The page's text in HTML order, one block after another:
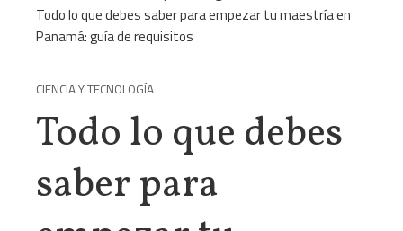
Todo lo que debes saber para empezar tu maestría en
Panamá: guía de requisitos
CIENCIA Y TECNOLOGÍA
Todo lo que debes
saber para